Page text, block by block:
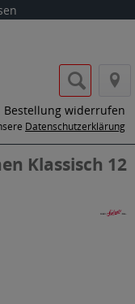
Bestellung widerrufen
Datenschutzerklärung
Klassisch 12